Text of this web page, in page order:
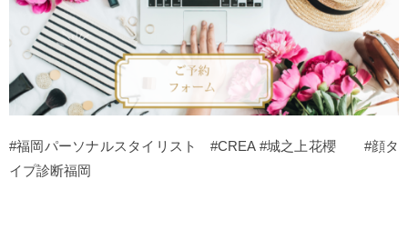
#福岡パーソナルスタイリスト #CREA #城之上花櫻 #顔タ
イプ診断福岡